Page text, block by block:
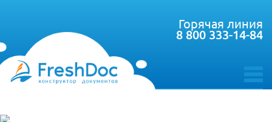
toggle
Горячая линия
8 800 333-14-84